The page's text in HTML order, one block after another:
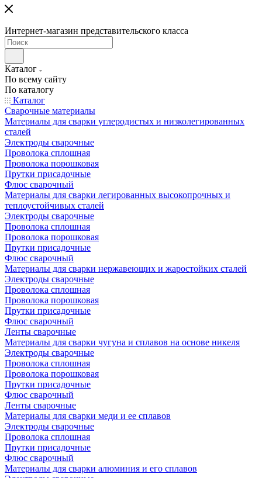
Интернет-магазин представительского класса
Каталог
По всему сайту
По каталогу
Каталог
Сварочные материалы
Материалы для сварки углеродистых и низколегированных
сталей
Электроды сварочные
Проволока сплошная
Проволока порошковая
Прутки присадочные
Флюс сварочный
Материалы для сварки легированных высокопрочных и
теплоустойчивых сталей
Электроды сварочные
Проволока сплошная
Проволока порошковая
Прутки присадочные
Флюс сварочный
Материалы для сварки нержавеющих и жаростойких сталей
Электроды сварочные
Проволока сплошная
Проволока порошковая
Прутки присадочные
Флюс сварочный
Ленты сварочные
Материалы для сварки чугуна и сплавов на основе никеля
Электроды сварочные
Проволока сплошная
Проволока порошковая
Прутки присадочные
Флюс сварочный
Ленты сварочные
Материалы для сварки меди и ее сплавов
Электроды сварочные
Проволока сплошная
Прутки присадочные
Флюс сварочный
Материалы для сварки алюминия и его сплавов